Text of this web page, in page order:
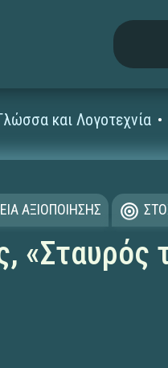
και Λογοτεχνία
ΑΞΙΟΠΟΙΗΣΗΣ
«Σταυρός